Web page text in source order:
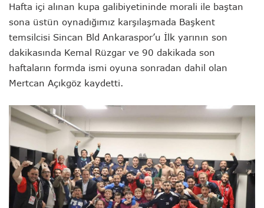
Hafta içi alınan kupa galibiyetininde morali ile baştan
sona üstün oynadığımız karşılaşmada Başkent
temsilcisi Sincan Bld Ankaraspor’u İlk yarının son
dakikasında Kemal Rüzgar ve 90 dakikada son
haftaların formda ismi oyuna sonradan dahil olan
Mertcan Açıkgöz kaydetti.